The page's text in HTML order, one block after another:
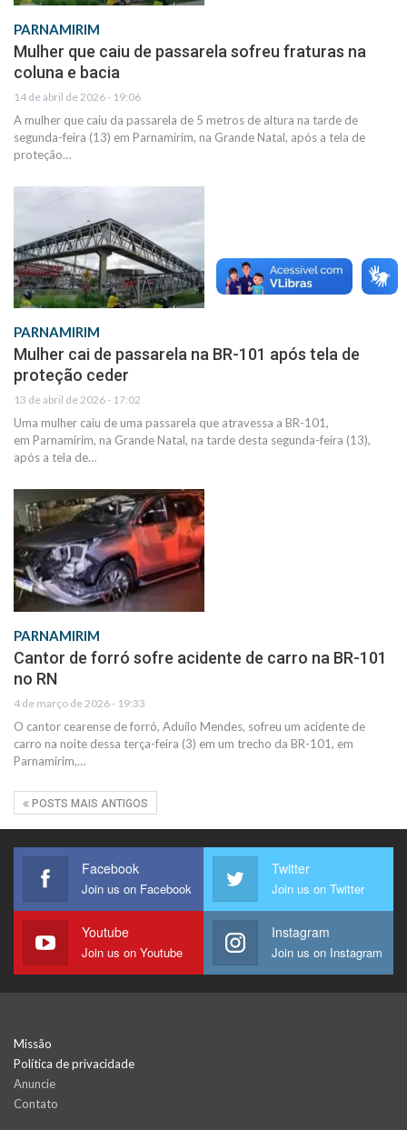
PARNAMIRIM
Mulher que caiu de passarela sofreu fraturas na
coluna e bacia
14 de abril de 2026 - 19:06
A mulher que caiu da passarela de 5 metros de altura na tarde de
segunda-feira (13) em Parnamirim, na Grande Natal, após a tela de
proteção…
PARNAMIRIM
Mulher cai de passarela na BR-101 após tela de
proteção ceder
13 de abril de 2026 - 17:02
Uma mulher caiu de uma passarela que atravessa a BR-101,
em Parnamirim, na Grande Natal, na tarde desta segunda-feira (13),
após a tela de…
PARNAMIRIM
Cantor de forró sofre acidente de carro na BR-101
no RN
4 de março de 2026 - 19:33
O cantor cearense de forró, Aduílo Mendes, sofreu um acidente de
carro na noite dessa terça-feira (3) em um trecho da BR-101, em
Parnamirim,…
POSTS MAIS ANTIGOS
Facebook
Join us on Facebook
Twitter
Join us on Twitter
Youtube
Join us on Youtube
Instagram
Join us on Instagram
Missão
Política de privacidade
Anuncie
Contato